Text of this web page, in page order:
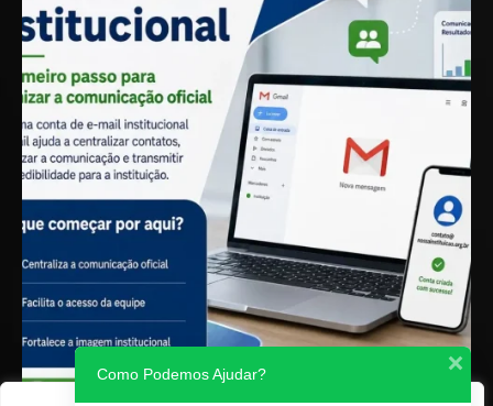
Como Podemos Ajudar?